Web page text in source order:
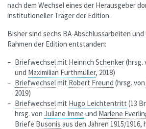
nach dem Wechsel eines der Herausgeber
institutioneller Träger der Edition.
Bisher sind sechs BA-Abschlussarbeiten
Rahmen der Edition entstanden:
Briefwechselmit Heinrich Schenker(hrsg.
und Maximilian Furthmüller, 2018)
Briefwechselmit Robert Freund (hrsg. von
2019)
Briefwechselmit Hugo Leichtentritt (13
hrsg. von Juliane Imme und Marlene
Briefe Busonis aus den Jahren 1915/1916,